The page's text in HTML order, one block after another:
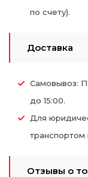
по счету).
Доставка
Самовывоз:
до 15:00.
Для
транспортом
Отзывы о